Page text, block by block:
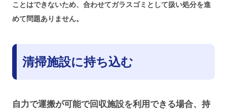
ことはできないため、合わせてガラスゴミとして扱い処分を進
めて問題ありません。
清掃施設に持ち込む
自力で運搬が可能で回収施設を利用できる場合、持